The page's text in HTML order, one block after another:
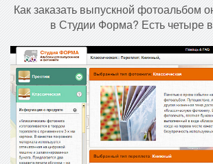
Как заказать выпускной фотоальбом
в Студии Форма? Есть четыре